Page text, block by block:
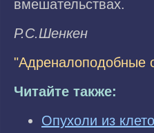
вмешательствах.
P.C.Шeнкeн
"Адреналоподобные
Читайте также:
Опухоли из